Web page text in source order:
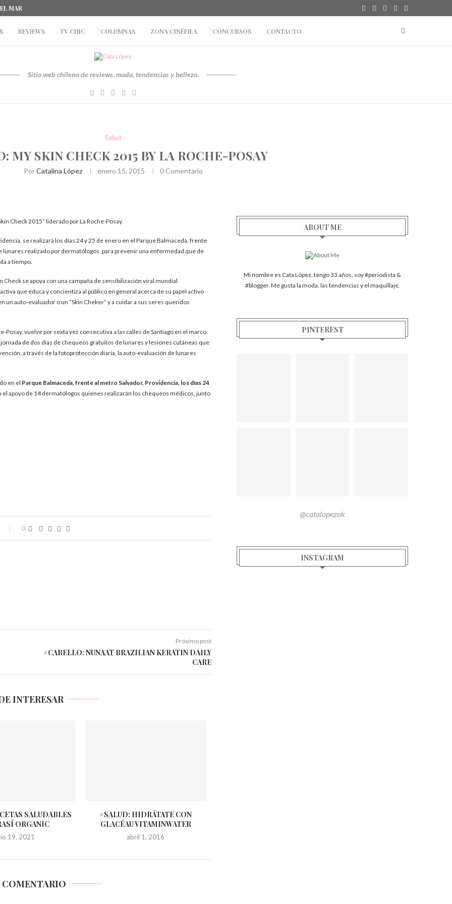
MAR
REVIEWS TV CHIC COLUMNAS ZONA CINÉFILA CONCURSOS CONTACTO
Sitio web chileno de reviews, moda, tendencias y belleza.
Salud
MY SKIN CHECK 2015 BY LA ROCHE-POSAY
PorCatalina López enero 15, 2015 0 Comentario
Check 2015” liderado por La Roche-Posay.
se realizará los días 24 y 25 de enero en el Parque Balmaceda, frente
realizado por dermatólogos, para prevenir una enfermedad que de
a tiempo.
se apoya con una campaña de sensibilización viral mundial
que educa y concientiza al público en general acerca de su papel activo
auto-evaluador o un “Skin Cheker” y a cuidar a sus seres queridos
vuelve por sexta vez consecutiva a las calles de Santiago en el marco
de dos días de chequeos gratuitos de lunares y lesiones cutáneas que
a través de la fotoprotección diaria, la auto-evaluación de lunares
en el Parque Balmaceda, frente al metro Salvador, Providencia, los días 24
el apoyo de 14 dermatólogos quienes realizarán los chequeos médicos, junto
0
Próximo post
#CABELLO: NUNAAT BRAZILIAN KERATIN DAILY
CARE
INTERESAR
SALUDABLES
ORGANIC
19, 2021
#SALUD: HIDRÁTATE CON
GLACÉAU VITAMINWATER
abril 1, 2016
COMENTARIO
ABOUT ME
Mi nombre es Cata López, tengo 33 años, soy #periodista &
#blogger. Me gusta la moda, las tendencias y el maquillaje.
PINTEREST
@catalopezok
INSTAGRAM